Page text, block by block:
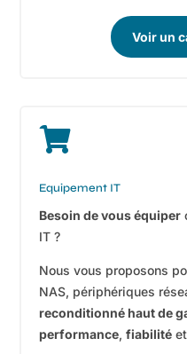
Voir un

Equipement IT
Besoin de vous équiper
IT ?
Nous vous proposons
NAS, périphériques
reconditionné haut de
performance,fiabilité